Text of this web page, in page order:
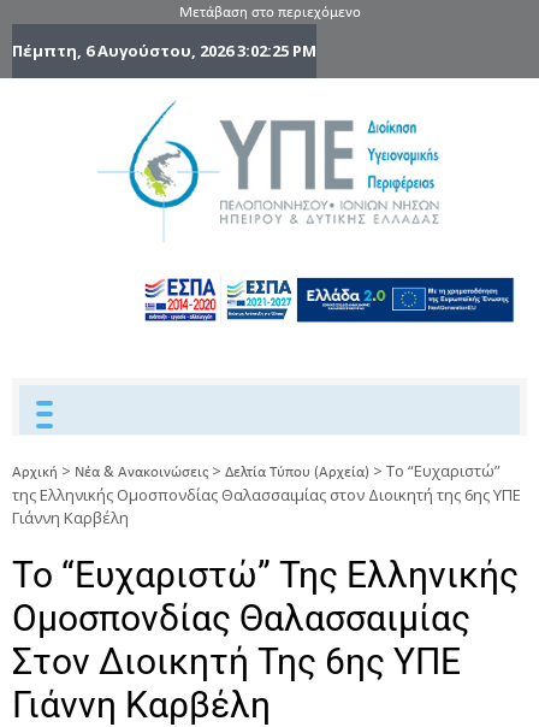
Μετάβαση στο περιεχόμενο
Πέμπτη, 6 Αυγούστου, 20263:02:26 PM
Ηπείρου
Δυτικής
Ελλάδας
Αρχική > Νέα & Ανακοινώσεις > Δελτία Τύπου (Αρχεία) > Το “Ευχαριστώ”
της Ελληνικής Ομοσπονδίας Θαλασσαιμίας στον Διοικητή της 6ης ΥΠΕ
Γιάννη Καρβέλη
Το “Ευχαριστώ” Της Ελληνικής
Ομοσπονδίας Θαλασσαιμίας
Στον Διοικητή Της 6ης ΥΠΕ
Γιάννη Καρβέλη